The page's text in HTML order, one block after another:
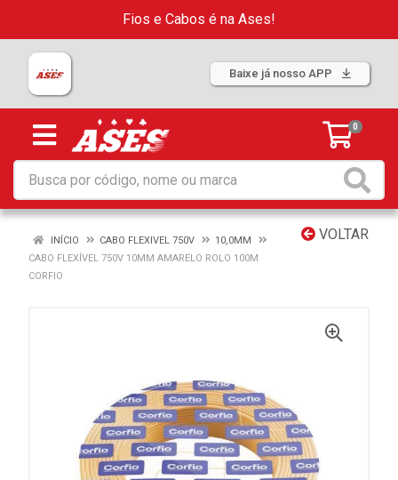
Fios e Cabos é na Ases!
Baixe já nosso APP
0
VOLTAR
INÍCIO CABO FLEXIVEL 750V
10,0MM
CABO FLEXÍVEL 750V 10MM AMARELO ROLO 100M
CORFIO